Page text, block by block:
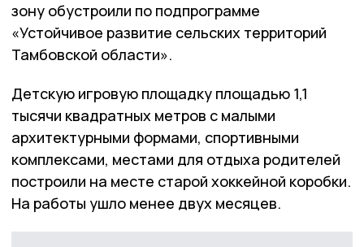
зону обустроили по подпрограмме
«Устойчивое развитие сельских территорий
Тамбовской области».
Детскую игровую площадку площадью 1,1
тысячи квадратных метров с малыми
архитектурными формами, спортивными
комплексами, местами для отдыха родителей
построили на месте старой хоккейной коробки.
На работы ушло менее двух месяцев.